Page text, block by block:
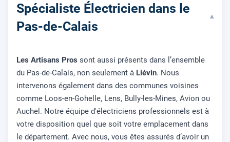
Spécialiste Électricien dans le
Pas-de-Calais
▾
Les Artisans Pros sont aussi présents dans l’ensemble
du Pas-de-Calais, non seulement à Liévin. Nous
intervenons également dans des communes voisines
comme Loos-en-Gohelle, Lens, Bully-les-Mines, Avion ou
Auchel. Notre équipe d'électriciens professionnels est à
votre disposition quel que soit votre emplacement dans
le département. Avec nous, vous êtes assurés d’avoir un